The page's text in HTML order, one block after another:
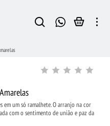
em um só ramalhete. O arranjo na cor
com o sentimento de união e paz da